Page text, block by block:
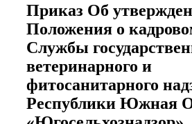
Приказ Об
Положения о
Службы
ветеринарного и
фитосанитарного
Республики Южная